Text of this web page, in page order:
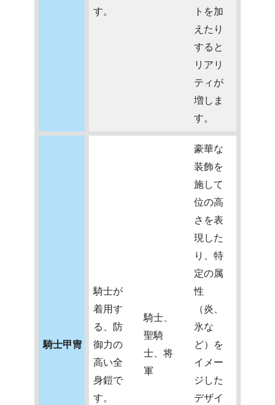
す。
トを加
えたり
すると
リアリ
ティが
増しま
す。
騎士甲冑
騎士が
着用す
る、防
御力の
高い全
身鎧で
す。
騎士、
聖騎
士、将
軍
豪華な
装飾を
施して
位の高
さを表
現した
り、特
定の属
性
（炎、
氷な
ど）を
イメー
ジした
デザイ